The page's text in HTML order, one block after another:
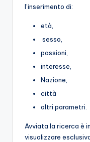
l’inserimento di:
età,
sesso,
passioni,
interesse,
Nazione,
città
altri parametri.
Avviata la ricerca è
visualizzare